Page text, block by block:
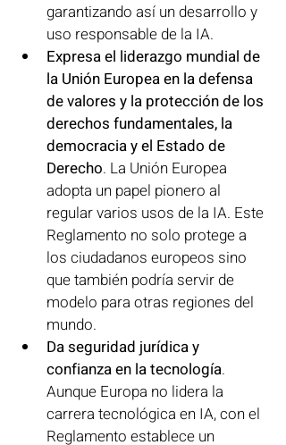
garantizando así un desarrollo y
uso responsable de la IA.
Expresa el liderazgo mundial de
la Unión Europea en la defensa
de valores y la protección de los
derechos fundamentales, la
democracia y el Estado de
Derecho. La Unión Europea
adopta un papel pionero al
regular varios usos de la IA. Este
Reglamento no solo protege a
los ciudadanos europeos sino
que también podría servir de
modelo para otras regiones del
mundo.
Da seguridad jurídica y
confianza en la tecnología.
Aunque Europa no lidera la
carrera tecnológica en IA, con el
Reglamento establece un